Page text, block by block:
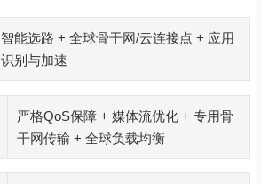
智能选路 + 全球骨干网/云连接点 + 应用
识别与加速
严格QoS保障 + 媒体流优化 + 专用骨
干网传输 + 全球负载均衡